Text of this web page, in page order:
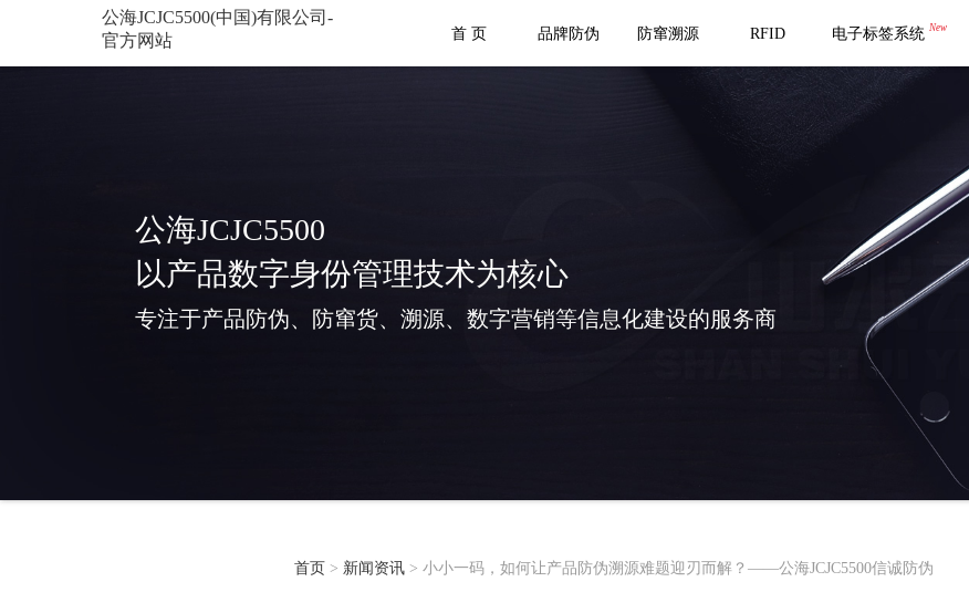
公海JCJC5500(中国)有限公司-
官方网站
首 页
品牌防伪 防窜溯源 RFID 电子标签系统 New
公海JCJC5500
以产品数字身份管理技术为核心
专注于产品防伪、防窜货、溯源、数字营销等信息化建设的服务商
首页 > 新闻资讯 > 小小一码，如何让产品防伪溯源难题迎刃而解？——公海JCJC5500信诚防伪